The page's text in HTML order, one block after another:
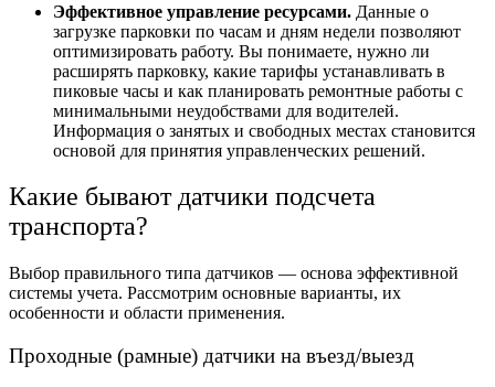
Эффективное управление ресурсами. Данные о
загрузке парковки по часам и дням недели позволяют
оптимизировать работу. Вы понимаете, нужно ли
расширять парковку, какие тарифы устанавливать в
пиковые часы и как планировать ремонтные работы с
минимальными неудобствами для водителей.
Информация о занятых и свободных местах становится
основой для принятия управленческих решений.
Какие бывают датчики подсчета
транспорта?
Выбор правильного типа датчиков — основа эффективной
системы учета. Рассмотрим основные варианты, их
особенности и области применения.
Проходные (рамные) датчики на въезд/выезд